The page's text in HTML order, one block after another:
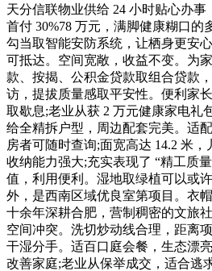
天分信联物业供给 24 小时贴心办事
首付 30%78 万元，满脚健康糊口的
勾当取智能安防系统，让栖身更安
可抵达。空间宽敞，收益不变。为
款、按揭、公积金贷款取组合贷款
访，提拔质量感取平安性。便利家
取歇息;老业从获 2 万元健康家电礼
给全精拆户型，周边配套完美。适
房者可随时查询;面宽高达 14.2 米，
收纳能力强大;充实表现了 “精工质
值，利用便利。湿地取绿植可以或
外，是西南区域优良室第项目。衣
十余年深耕合肥，营制稠密的文旅
空间冲突。洗切炒动线合理，距离
干湿分手。适百口庭会餐，生态漂
改善家庭;老业从保举成交，适合逃